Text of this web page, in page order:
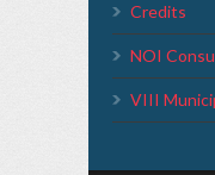
Credits
NOI
VIII